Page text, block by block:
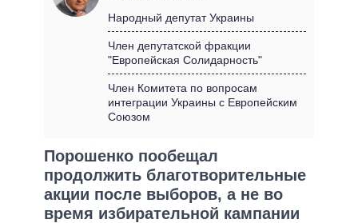
ОБЗОРЫ
ДАЙДЖЕСТЫ
ПРЕЗИДЕНТ И ОФИС
КАБИНЕТ МИНИСТРОВ
ГЛАВЫ ОБЛАДМИНИСТРАЦИЙ
ВИДЕО
ПОДДЕРЖАТЬ
СРАВНЕНИЕ ПОЛИТИКОВ
Народный депутат Украины
Член депутатской фракции
"Европейская Солидарность"
Член Комитета по вопросам
интеграции Украины с Европейским
Союзом
Порошенко пообещал
продолжить благотворительные
акции после выборов, а не во
время избирательной кампании